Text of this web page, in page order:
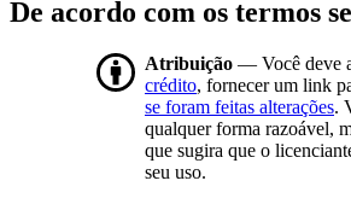
De acordo com os termos
Atribuição — Você deve
crédito, fornecer um link
se foram feitas alterações.
qualquer forma razoável,
que sugira que o
seu uso.